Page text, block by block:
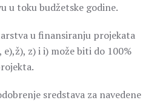
u toku budžetske godine.
u finansiranju projekata
e),ž), z) i i) može biti do 100%
sredstava za navedene